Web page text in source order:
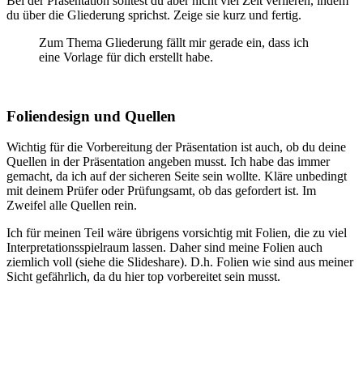
du über die Gliederung sprichst. Zeige sie kurz und fertig.
Zum Thema Gliederung fällt mir gerade ein, dass ich
eine Vorlage für dich erstellt habe.
Foliendesign und Quellen
Wichtig für die Vorbereitung der Präsentation ist auch, ob du deine
Quellen in der Präsentation angeben musst. Ich habe das immer
gemacht, da ich auf der sicheren Seite sein wollte. Kläre unbedingt
mit deinem Prüfer oder Prüfungsamt, ob das gefordert ist. Im
Zweifel alle Quellen rein.
Ich für meinen Teil wäre übrigens vorsichtig mit Folien, die zu viel
Interpretationsspielraum lassen. Daher sind meine Folien auch
ziemlich voll (siehe die Slideshare). D.h. Folien wie sind aus meiner
Sicht gefährlich, da du hier top vorbereitet sein musst.